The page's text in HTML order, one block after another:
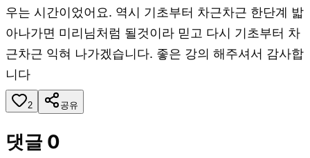
우는 시간이었어요. 역시 기초부터 차근차근 한단계 밟
아나가면 미리님처럼 될것이라 믿고 다시 기초부터 차
근차근 익혀 나가겠습니다. 좋은 강의 해주셔서 감사합
니다
2 공유
댓글 0